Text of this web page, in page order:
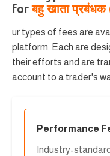
forबहु खाता प्रबंधक
ur types of fees are
platform. Each are
their efforts and are
account to a trader's
Performance
Industry-